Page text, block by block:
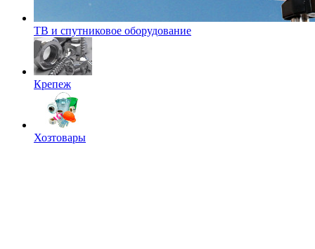
ТВ и спутниковое оборудование
Крепеж
Хозтовары